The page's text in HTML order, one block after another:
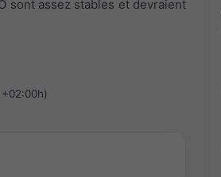
sont assez stables et devraient